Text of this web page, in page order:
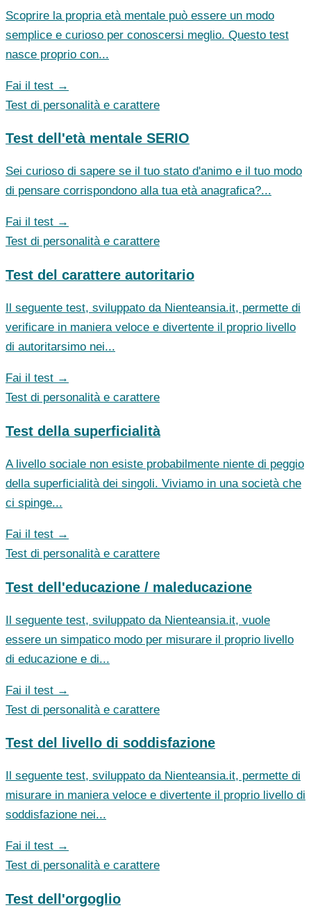
Scoprire la propria età mentale può essere un modo
semplice e curioso per conoscersi meglio. Questo test
nasce proprio con...
Fai il test →
Test di personalità e carattere
Test dell'età mentale SERIO
Sei curioso di sapere se il tuo stato d'animo e il tuo modo
di pensare corrispondono alla tua età anagrafica?...
Fai il test →
Test di personalità e carattere
Test del carattere autoritario
Il seguente test, sviluppato da Nienteansia.it, permette di
verificare in maniera veloce e divertente il proprio livello
di autoritarsimo nei...
Fai il test →
Test di personalità e carattere
Test della superficialità
A livello sociale non esiste probabilmente niente di peggio
della superficialità dei singoli. Viviamo in una società che
ci spinge...
Fai il test →
Test di personalità e carattere
Test dell'educazione / maleducazione
Il seguente test, sviluppato da Nienteansia.it, vuole
essere un simpatico modo per misurare il proprio livello
di educazione e di...
Fai il test →
Test di personalità e carattere
Test del livello di soddisfazione
Il seguente test, sviluppato da Nienteansia.it, permette di
misurare in maniera veloce e divertente il proprio livello di
soddisfazione nei...
Fai il test →
Test di personalità e carattere
Test dell'orgoglio